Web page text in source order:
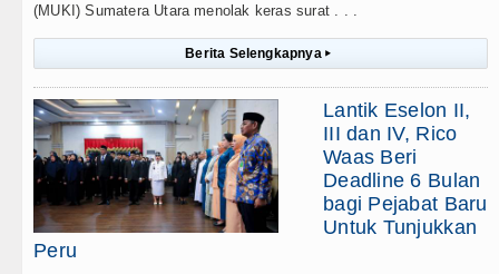
(MUKI) Sumatera Utara menolak keras surat . . .
Berita Selengkapnya ▸
Lantik Eselon II,
III dan IV, Rico
Waas Beri
Deadline 6 Bulan
bagi Pejabat Baru
Untuk Tunjukkan
Peru